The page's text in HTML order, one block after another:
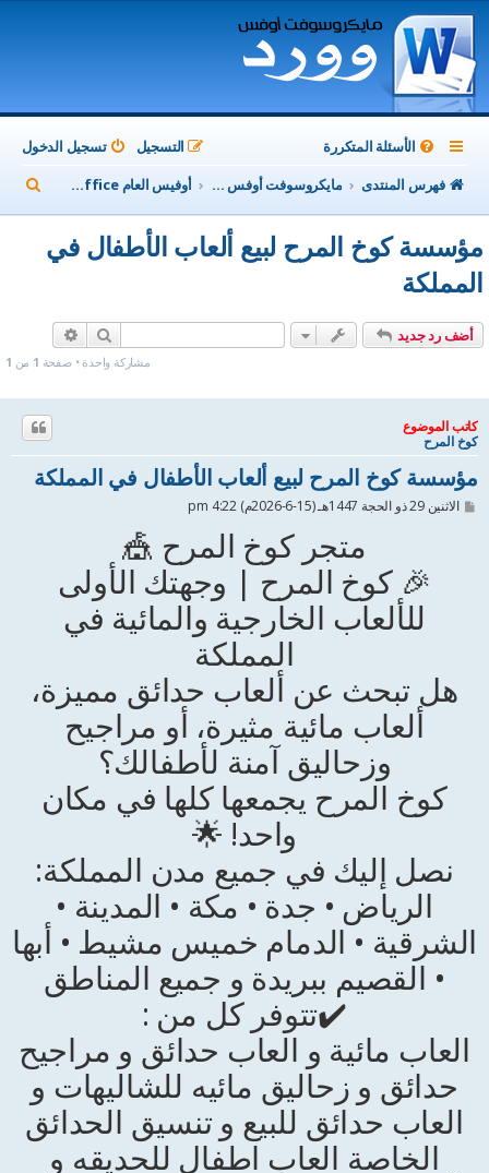
الأسئلة المتكررة تسجيل الدخول
التسجيل
فهرس المنتدى
مايكروسوفت أوفس Microsoft Office أوفيس العام MicroSoft Office
ح
مؤسسة كوخ المرح لبيع ألعاب الأطفال في
المملكة
أضف رد جديد بحث
مشاركة واحدة • صفحة 1 من 1
كاتب الموضوع
كوخ المرح
مؤسسة كوخ المرح لبيع ألعاب الأطفال في المملكة
مالاثنين 29 ذو الحجة 1447هـ (15-6-2026م) 4:22 pm
متجر كوخ المرح 🎪
🎉 كوخ المرح | وجهتك الأولى
للألعاب الخارجية والمائية في
المملكة
هل تبحث عن ألعاب حدائق مميزة،
ألعاب مائية مثيرة، أو مراجيح
وزحاليق آمنة لأطفالك؟
كوخ المرح يجمعها كلها في مكان
واحد! 🌟
نصل إليك في جميع مدن المملكة:
الرياض • جدة • مكة • المدينة •
الشرقية • الدمام خميس مشيط • أبها
• القصيم ببريدة و جميع المناطق
✔️تتوفر كل من :
العاب مائية و العاب حدائق و مراجيح
حدائق و زحاليق مائيه للشاليهات و
العاب حدائق للبيع و تنسيق الحدائق
الخاصة العاب اطفال للحديقه و